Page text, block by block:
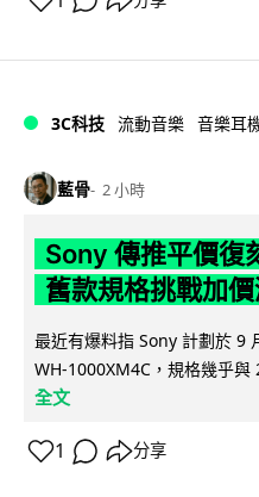
3C科技 流動音樂 音樂耳
藍骨 2 小時
Sony 傳推平價
舊款規格挑戰加價
最近有爆料指 Sony 計劃於 9
WH-1000XM4C，規格幾乎
全文
1 分享